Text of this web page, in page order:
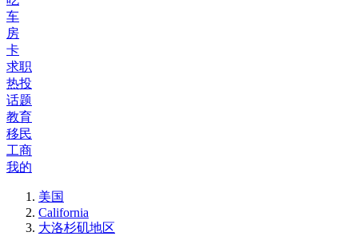
车
房
卡
求职
热投
话题
教育
移民
工商
我的
美国
California
大洛杉矶地区